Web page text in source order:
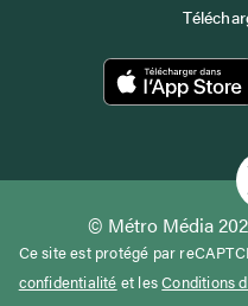
© Métro Média
Ce site est protégé par
confidentialité et lesConditions